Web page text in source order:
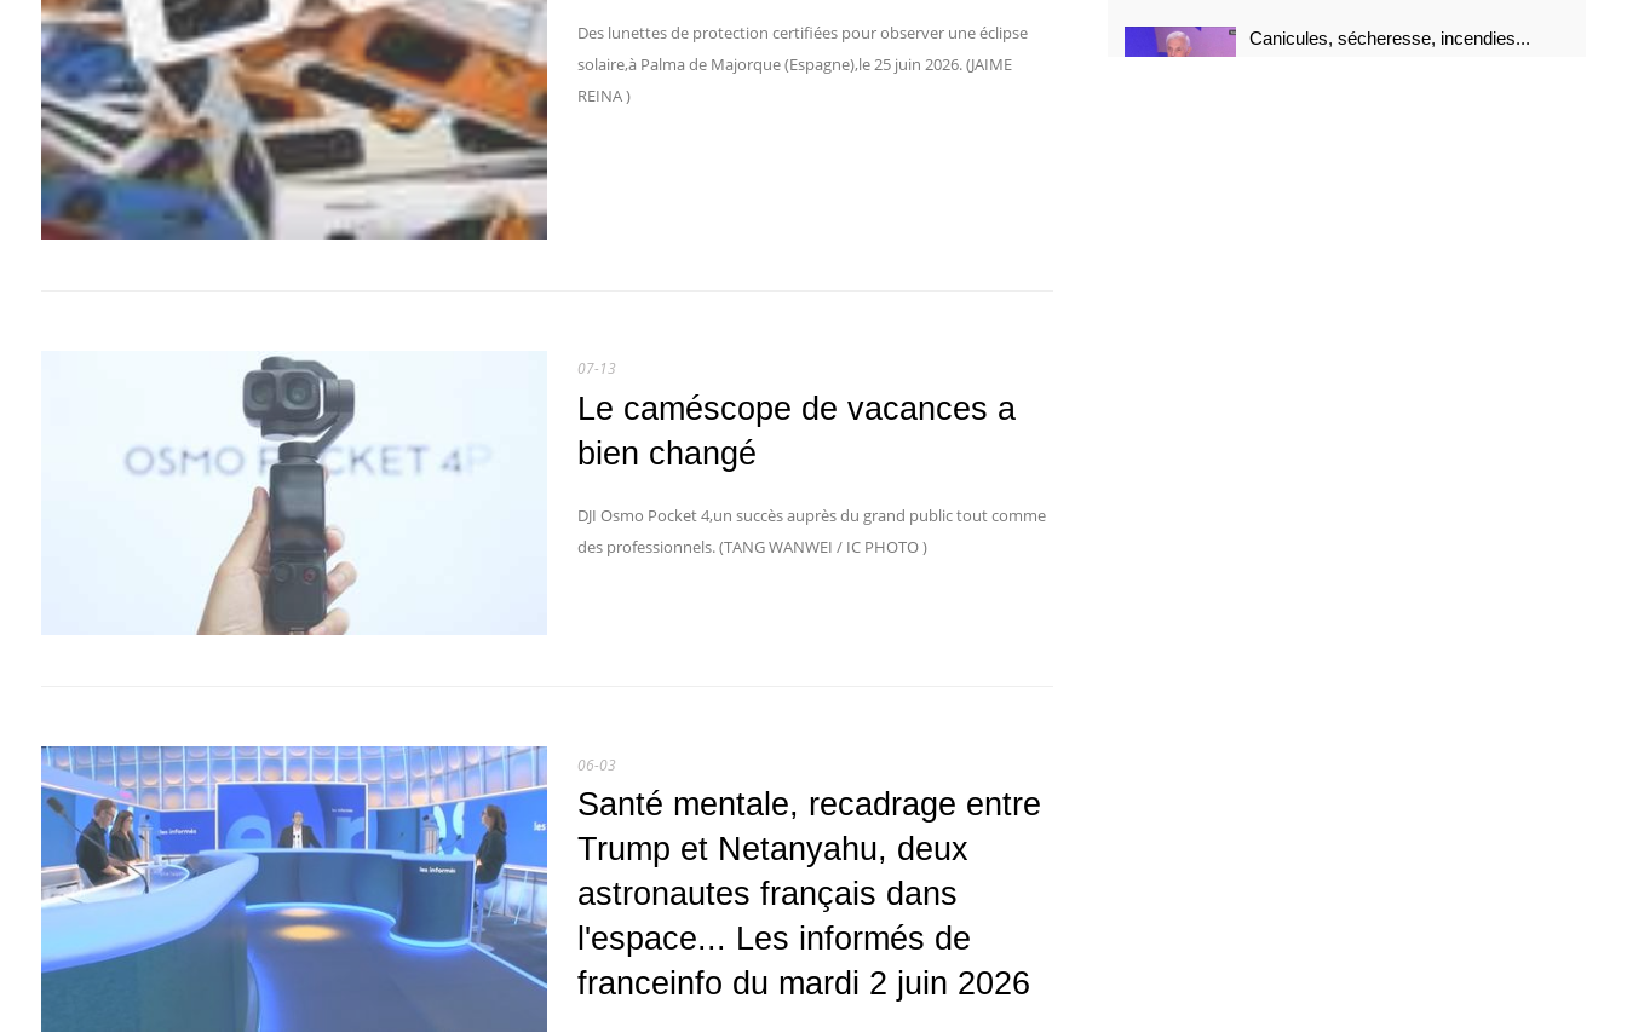
Des lunettes de protection certifiées pour observer une éclipse
solaire,à Palma de Majorque (Espagne),le 25 juin 2026. (JAIME
REINA )
07-13
Le caméscope de vacances a
bien changé
DJI Osmo Pocket 4,un succès auprès du grand public tout comme
des professionnels. (TANG WANWEI / IC PHOTO )
06-03
Santé mentale, recadrage entre
Trump et Netanyahu, deux
astronautes français dans
l'espace... Les informés de
franceinfo du mardi 2 juin 2026
Canicules, sécheresse, incendies...